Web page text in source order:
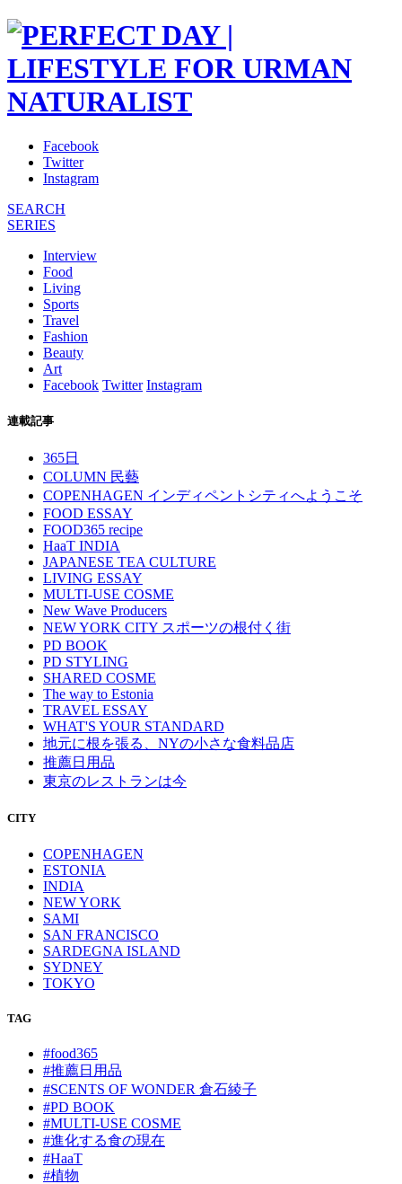
Facebook
Twitter
Instagram
SEARCH
SERIES
Interview
Food
Living
Sports
Travel
Fashion
Beauty
Art
Facebook Twitter Instagram
連載記事
365日
COLUMN 民藝
COPENHAGEN インディペントシティへようこそ
FOOD ESSAY
FOOD365 recipe
HaaT INDIA
JAPANESE TEA CULTURE
LIVING ESSAY
MULTI-USE COSME
New Wave Producers
NEW YORK CITY スポーツの根付く街
PD BOOK
PD STYLING
SHARED COSME
The way to Estonia
TRAVEL ESSAY
WHAT'S YOUR STANDARD
地元に根を張る、NYの小さな食料品店
推薦日用品
東京のレストランは今
CITY
COPENHAGEN
ESTONIA
INDIA
NEW YORK
SAMI
SAN FRANCISCO
SARDEGNA ISLAND
SYDNEY
TOKYO
TAG
#food365
#推薦日用品
#SCENTS OF WONDER 倉石綾子
#PD BOOK
#MULTI-USE COSME
#進化する食の現在
#HaaT
#植物